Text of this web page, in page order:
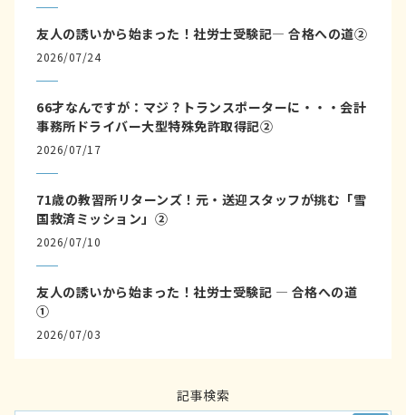
友人の誘いから始まった！社労士受験記― 合格への道②
2026/07/24
66才なんですが：マジ？トランスポーターに・・・会計
事務所ドライバー大型特殊免許取得記②
2026/07/17
71歳の教習所リターンズ！元・送迎スタッフが挑む「雪
国救済ミッション」②
2026/07/10
友人の誘いから始まった！社労士受験記 ― 合格への道
①
2026/07/03
記事検索